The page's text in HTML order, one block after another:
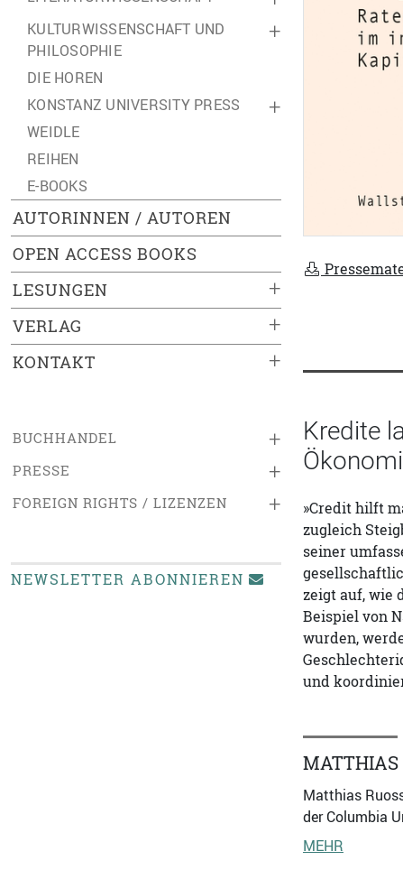
+
KULTURWISSENSCHAFT UND
PHILOSOPHIE
DIE HOREN
+
KONSTANZ UNIVERSITY PRESS
WEIDLE
REIHEN
E-BOOKS
AUTORINNEN / AUTOREN
OPEN ACCESS BOOKS
+
LESUNGEN
+
VERLAG
+
KONTAKT
+
BUCHHANDEL
+
PRESSE
+
FOREIGN RIGHTS / LIZENZEN
NEWSLETTER ABONNIEREN
Kredite
»Credit hilft
zugleich
seiner
zeigt auf, wie
Beispiel von
wurden,
und
MATTHIAS
Matthias
der Columbia
MEHR